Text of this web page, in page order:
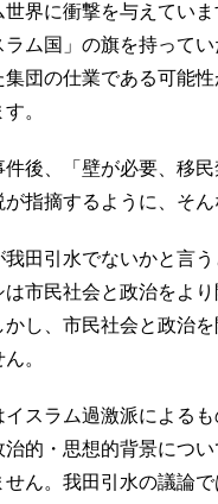
界に衝撃を与えてい
ム国」の旗を持って
団の仕業である可能
。
後、「壁が必要、移
指摘するように、そん
田引水でないかと言
市民社会と政治をよ
かし、市民社会と政治
。
スラム過激派による
的・思想的背景につ
ん。我田引水の議論